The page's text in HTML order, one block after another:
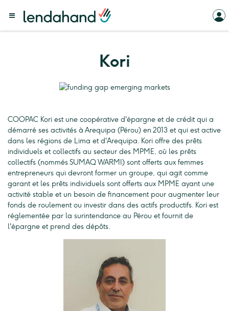
Kori
COOPAC Kori est une coopérative d'épargne et de crédit qui a
démarré ses activités à Arequipa (Pérou) en 2013 et qui est active
dans les régions de Lima et d'Arequipa. Kori offre des prêts
individuels et collectifs au secteur des MPME, où les prêts
collectifs (nommés SUMAQ WARMI) sont offerts aux femmes
entrepreneurs qui devront former un groupe, qui agit comme
garant et les prêts individuels sont offerts aux MPME ayant une
activité stable et un besoin de financement pour augmenter leur
fonds de roulement ou investir dans des actifs productifs. Kori est
réglementée par la surintendance au Pérou et fournit de
l'épargne et prend des dépôts.